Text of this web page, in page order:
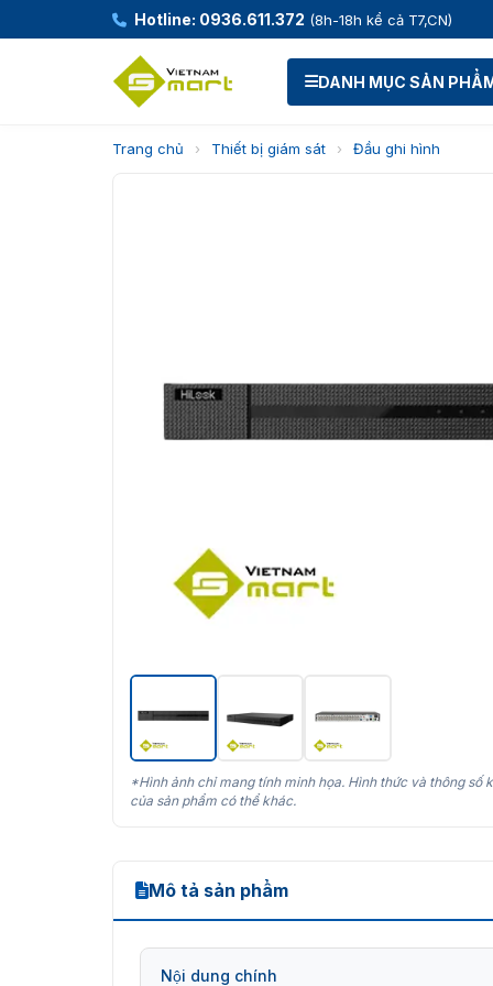
Hotline: 0936.611.372 (8h-18h kể cả T7,CN)
DANH MỤC SẢN
Trang chủ › Thiết bị giám sát › Đầu ghi hình
*Hình ảnh chỉ mang tính minh họa. Hình thức và thông số
của sản phẩm có thể khác.
Mô tả sản phẩm
Nội dung chính